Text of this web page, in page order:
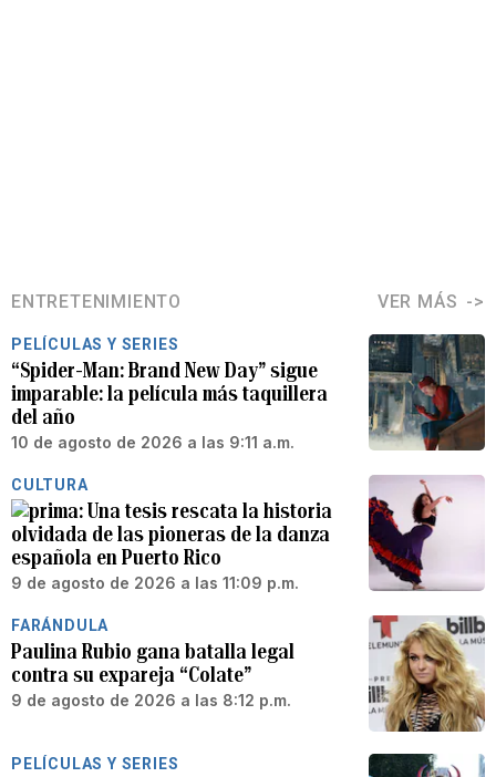
ENTRETENIMIENTO VER MÁS
PELÍCULAS Y SERIES
“Spider-Man: Brand New Day” sigue
imparable: la película más taquillera
del año
10 de agosto de 2026 a las 9:11 a.m.
CULTURA
Una tesis rescata la historia
olvidada de las pioneras de la danza
española en Puerto Rico
9 de agosto de 2026 a las 11:09 p.m.
FARÁNDULA
Paulina Rubio gana batalla legal
contra su expareja “Colate”
9 de agosto de 2026 a las 8:12 p.m.
PELÍCULAS Y SERIES